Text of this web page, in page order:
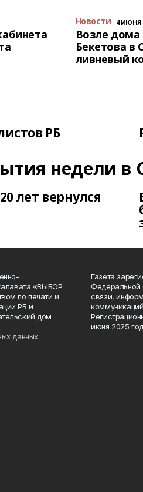
Новости 4 ИЮНЯ
Возле дома
Бекетова в
ливневый
РБ
недели в
лет вернулся
«ВЫБОР
по печати и
РБ и
дом
данных
Газета
Федеральной
связи,
июня 2025